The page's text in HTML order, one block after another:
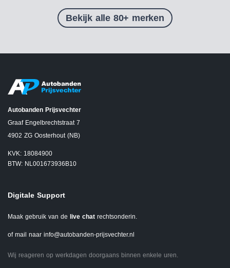
Bekijk alle 80+ merken
Autobanden Prijsvechter
Graaf Engelbrechtstraat 7
4902 ZG Oosterhout (NB)
KVK: 18084900
BTW: NL001673936B10
Digitale Support
Maak gebruik van de live chat rechtsonderin.
of mail naar info@autobanden-prijsvechter.nl
Wij reageren op werkdagen doorgaans binnen enkele uren.